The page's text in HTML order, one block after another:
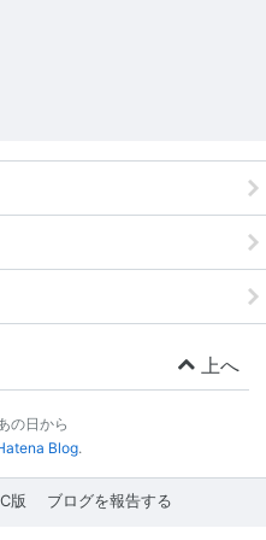
上へ
の日から
Blog.
版 ブログを報告する